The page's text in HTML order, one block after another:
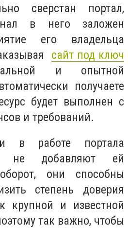
сверстан портал,
в него заложен
его владельца
сайт под ключ
и опытной
получаете
будет выполнен с
и требований.
в работе портала
не добавляют ей
они способны
степень доверия
крупной и известной
так важно, чтобы